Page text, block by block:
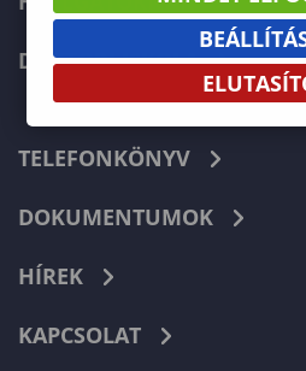
DOKTORI ISKOLA
TELEFONKÖNYV
DOKUMENTUMOK
HÍREK
KAPCSOLAT